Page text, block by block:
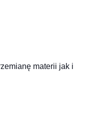
materii jak i